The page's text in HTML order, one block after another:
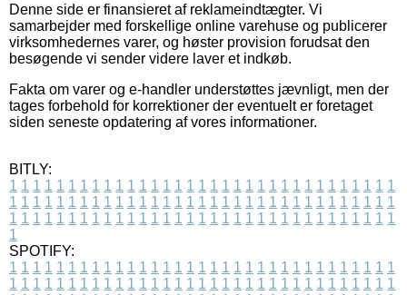
Denne side er finansieret af reklameindtægter. Vi
samarbejder med forskellige online varehuse og publicerer
virksomhedernes varer, og høster provision forudsat den
besøgende vi sender videre laver et indkøb.
Fakta om varer og e-handler understøttes jævnligt, men der
tages forbehold for korrektioner der eventuelt er foretaget
siden seneste opdatering af vores informationer.
BITLY:
1 1 1 1 1 1 1 1 1 1 1 1 1 1 1 1 1 1 1 1 1 1 1 1 1 1 1 1 1 1 1 1 1
1 1 1 1 1 1 1 1 1 1 1 1 1 1 1 1 1 1 1 1 1 1 1 1 1 1 1 1 1 1 1 1 1
1 1 1 1 1 1 1 1 1 1 1 1 1 1 1 1 1 1 1 1 1 1 1 1 1 1 1 1 1 1 1 1 1
1
SPOTIFY:
1 1 1 1 1 1 1 1 1 1 1 1 1 1 1 1 1 1 1 1 1 1 1 1 1 1 1 1 1 1 1 1 1
1 1 1 1 1 1 1 1 1 1 1 1 1 1 1 1 1 1 1 1 1 1 1 1 1 1 1 1 1 1 1 1 1